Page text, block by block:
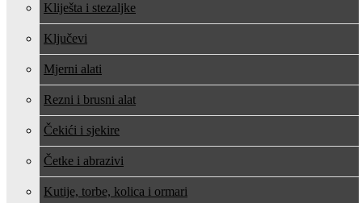
Kliješta i stezaljke
Ključevi
Mjerni alati
Rezni i brusni alat
Čekići i sjekire
Četke i abrazivi
Kutije, torbe, kolica i ormari